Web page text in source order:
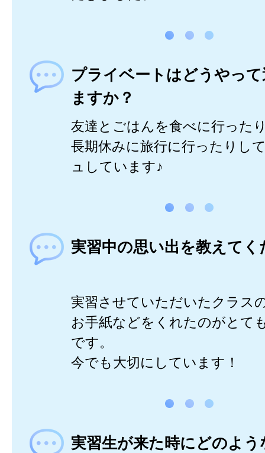
プライベートはどうやっ
ますか？
友達とごはんを食べに行った
長期休みに旅行に行ったりし
ュしています♪
実習中の思い出を教えてく
実習させていただいたクラス
お手紙などをくれたのがとて
です。
今でも大切にしています！
実習生が来た時にどのよ